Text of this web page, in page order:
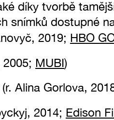
díky tvorbě
snímků dostupné
2019; HBO
MUBI)
(r. Alina Gorlova,
2014; Edison